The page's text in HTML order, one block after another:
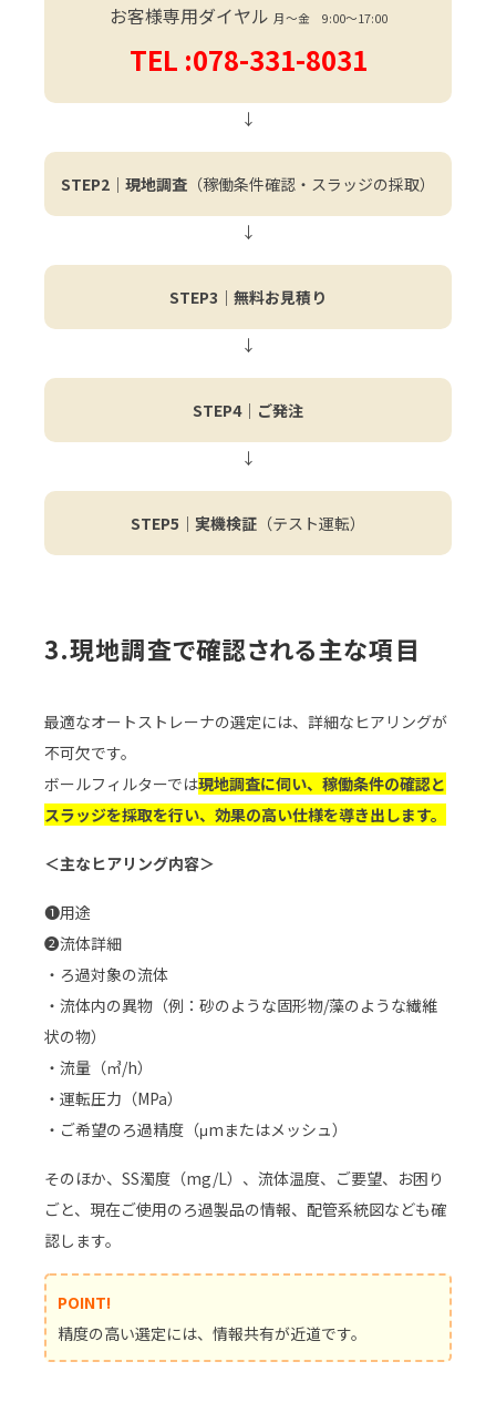
お客様専用ダイヤル 月〜金 9:00〜17:00
TEL :078-331-8031
↓
STEP2｜現地調査 （稼働条件確認・スラッジの採取）
↓
STEP3｜無料お見積り
↓
STEP4｜ご発注
↓
STEP5｜実機検証 （テスト運転）
3.現地調査で確認される主な項目
最適なオートストレーナの選定には、詳細なヒアリングが
不可欠です。
ボールフィルターでは現地調査に伺い、稼働条件の確認と
スラッジを採取を行い、効果の高い仕様を導き出します。
＜主なヒアリング内容＞
❶用途
❷流体詳細
・ろ過対象の流体
・流体内の異物（例：砂のような固形物/藻のような繊維
状の物）
・流量（㎥/h）
・運転圧力（MPa）
・ご希望のろ過精度（μmまたはメッシュ）
そのほか、SS濁度（mg/L）、流体温度、ご要望、お困り
ごと、現在ご使用のろ過製品の情報、配管系統図なども確
認します。
POINT!
精度の高い選定には、情報共有が近道です。